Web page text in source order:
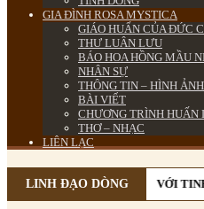
GIA ĐÌNH ROSA MYSTICA
GIÁO HUẤN CỦA ĐỨC
THƯ LUÂN LƯU
BÁO HOA HỒNG MẦU
NHÂN SỰ
THÔNG TIN – HÌNH ẢNH
BÀI VIẾT
CHƯƠNG TRÌNH HUẤN
THƠ – NHẠC
LIÊN LẠC
LINH ĐẠO DÒNG VỚI